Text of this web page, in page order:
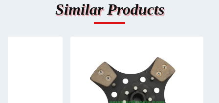
Similar Products